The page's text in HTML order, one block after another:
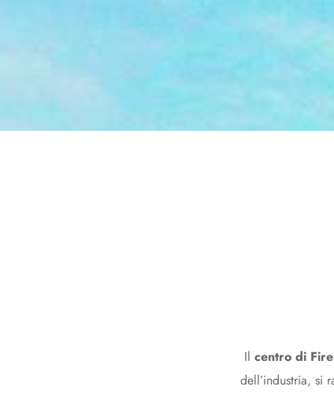
Il centro di
dell’industria, si